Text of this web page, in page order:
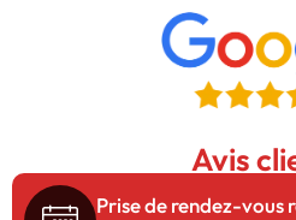
Avis
5/5
Prise de rendez-vous